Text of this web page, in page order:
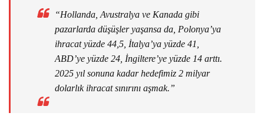
“Hollanda, Avustralya ve Kanada gibi
pazarlarda düşüşler yaşansa da, Polonya’ya
ihracat yüzde 44,5, İtalya’ya yüzde 41,
ABD’ye yüzde 24, İngiltere’ye yüzde 14 arttı.
2025 yıl sonuna kadar hedefimiz 2 milyar
dolarlık ihracat sınırını aşmak.”